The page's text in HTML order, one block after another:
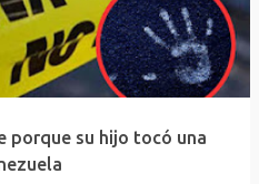
porque su hijo tocó una